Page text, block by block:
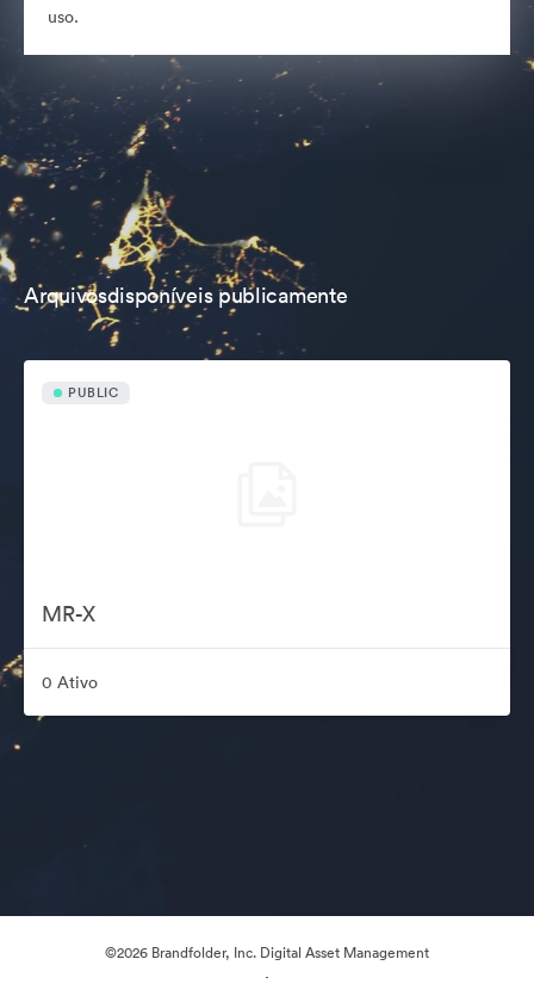
uso.
Arquivosdisponíveis publicamente
PUBLIC
MR-X
0 Ativo
©2026 Brandfolder, Inc. Digital Asset Management
·